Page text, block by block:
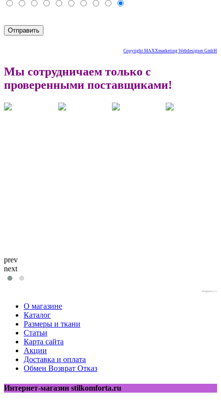
Copyright MAXXmarketing Webdesigner GmbH
Мы сотрудничаем только с
проверенными поставщиками!
prev
next
blogjquery.ru
О магазине
Каталог
Размеры и ткани
Статьи
Карта сайта
Акции
Доставка и оплата
Обмен Возврат Отказ
Интернет-магазин stilkomforta.ru